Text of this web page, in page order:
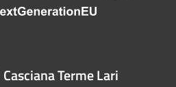
Terme Lari